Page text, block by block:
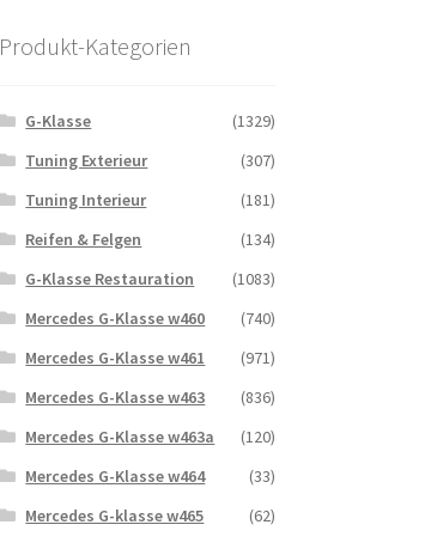
Produkt-Kategorien
G-Klasse
(1329)
Tuning Exterieur
(307)
Tuning Interieur
(181)
Reifen & Felgen
(134)
G-Klasse Restauration
(1083)
Mercedes G-Klasse w460
(740)
Mercedes G-Klasse w461
(971)
Mercedes G-Klasse w463
(836)
Mercedes G-Klasse w463a
(120)
Mercedes G-Klasse w464
(33)
Mercedes G-klasse w465
(62)